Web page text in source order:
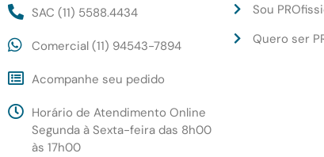
SAC (11) 5588.4434
Comercial (11) 94543-7894
Acompanhe seu pedido
Horário de Atendimento Online
Segunda à Sexta-feira das 8h00
às 17h00
Sou
Quero ser